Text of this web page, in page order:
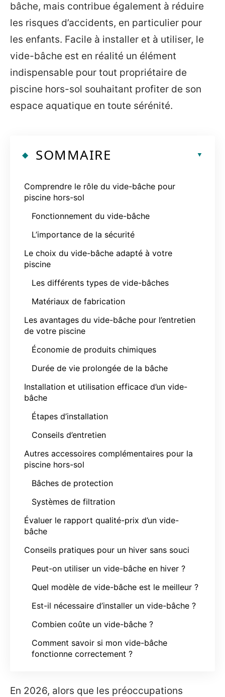
bâche, mais contribue également à réduire
les risques d’accidents, en particulier pour
les enfants. Facile à installer et à utiliser, le
vide-bâche est en réalité un élément
indispensable pour tout propriétaire de
piscine hors-sol souhaitant profiter de son
espace aquatique en toute sérénité.
SOMMAIRE
Comprendre le rôle du vide-bâche pour
piscine hors-sol
Fonctionnement du vide-bâche
L’importance de la sécurité
Le choix du vide-bâche adapté à votre
piscine
Les différents types de vide-bâches
Matériaux de fabrication
Les avantages du vide-bâche pour l’entretien
de votre piscine
Économie de produits chimiques
Durée de vie prolongée de la bâche
Installation et utilisation efficace d’un vide-
bâche
Étapes d’installation
Conseils d’entretien
Autres accessoires complémentaires pour la
piscine hors-sol
Bâches de protection
Systèmes de filtration
Évaluer le rapport qualité-prix d’un vide-
bâche
Conseils pratiques pour un hiver sans souci
Peut-on utiliser un vide-bâche en hiver ?
Quel modèle de vide-bâche est le meilleur ?
Est-il nécessaire d’installer un vide-bâche ?
Combien coûte un vide-bâche ?
Comment savoir si mon vide-bâche
fonctionne correctement ?
En 2026, alors que les préoccupations